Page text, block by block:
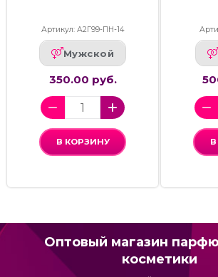
Артикул: А2Г99-ПН-14
Мужской
350.00 руб.
В КОРЗИНУ
Оптовый магазин
косметики